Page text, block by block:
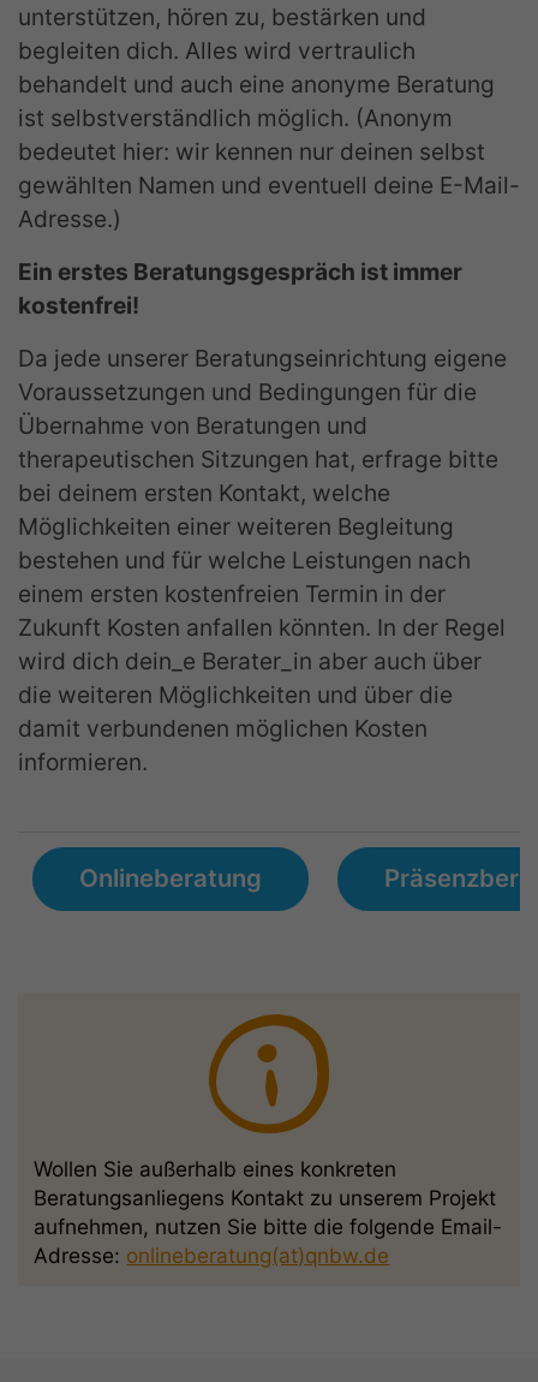
unterstützen, hören zu, bestärken und
begleiten dich. Alles wird vertraulich
behandelt und auch eine anonyme Beratung
ist selbstverständlich möglich. (Anonym
bedeutet hier: wir kennen nur deinen selbst
gewählten Namen und eventuell deine E-Mail-
Adresse.)
Ein erstes Beratungsgespräch ist immer
kostenfrei!
Da jede unserer Beratungseinrichtung eigene
Voraussetzungen und Bedingungen für die
Übernahme von Beratungen und
therapeutischen Sitzungen hat, erfrage bitte
bei deinem ersten Kontakt, welche
Möglichkeiten einer weiteren Begleitung
bestehen und für welche Leistungen nach
einem ersten kostenfreien Termin in der
Zukunft Kosten anfallen könnten. In der Regel
wird dich dein_e Berater_in aber auch über
die weiteren Möglichkeiten und über die
damit verbundenen möglichen Kosten
informieren.
Onlineberatung
Wollen Sie außerhalb eines konkreten
Beratungsanliegens Kontakt zu unserem Projekt
aufnehmen, nutzen Sie bitte die folgende Email-
Adresse: onlineberatung(at)qnbw.de